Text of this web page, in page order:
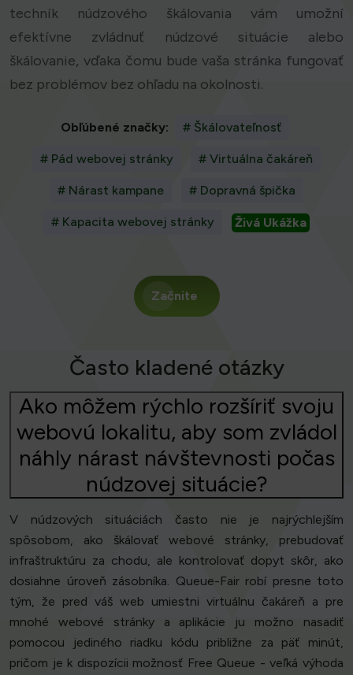
techník núdzového škálovania vám umožní
efektívne zvládnuť núdzové situácie alebo
škálovanie, vďaka čomu bude vaša stránka fungovať
bez problémov bez ohľadu na okolnosti.
Obľúbené značky: # Škálovateľnosť
# Pád webovej stránky # Virtuálna čakáreň
# Nárast kampane # Dopravná špička
# Kapacita webovej stránky Živá Ukážka
Začnite
Často kladené otázky
Ako môžem rýchlo rozšíriť svoju
webovú lokalitu, aby som zvládol
náhly nárast návštevnosti počas
núdzovej situácie?
V núdzových situáciách často nie je najrýchlejším
spôsobom, ako škálovať webové stránky, prebudovať
infraštruktúru za chodu, ale kontrolovať dopyt skôr, ako
dosiahne úroveň zásobníka. Queue-Fair robí presne toto
tým, že pred váš web umiestni virtuálnu čakáreň a pre
mnohé webové stránky a aplikácie ju možno nasadiť
pomocou jediného riadku kódu približne za päť minút,
pričom je k dispozícii možnosť Free Queue - veľká výhoda